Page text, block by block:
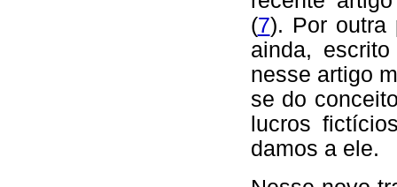
(7). Por outra
ainda,
nesse artigo
se do
lucros
damos a ele.